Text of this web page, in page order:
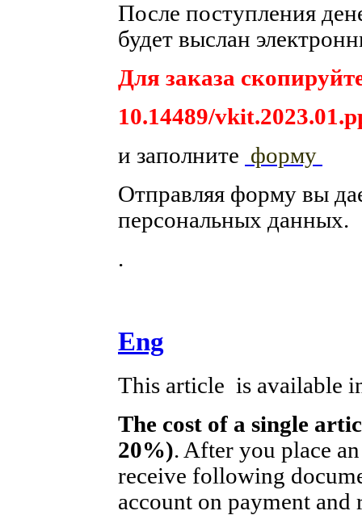
После поступления
будет выслан
Для заказа
10.14489/
и заполните форму
Отправляя форму вы
персональных данных.
.
Eng
This article is available
The cost of a single
20%). After you place
receive following
account on payment